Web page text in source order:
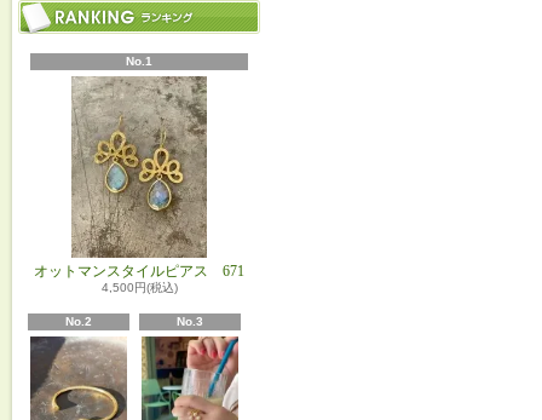
No.1
オットマンスタイルピアス 671
4,500円(税込)
No.2 No.3